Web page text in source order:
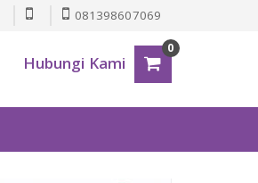
081398607069
Hubungi Kami
0